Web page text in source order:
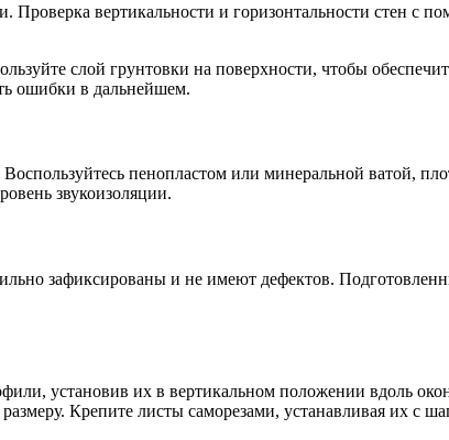
Проверка вертикальности и горизонтальности стен с
слой грунтовки на поверхности, чтобы
ошибки в дальнейшем.
пенопластом или минеральной ватой,
звукоизоляции.
зафиксированы и не имеют дефектов.
установив их в вертикальном положении вдоль
Крепите листы саморезами, устанавливая их с